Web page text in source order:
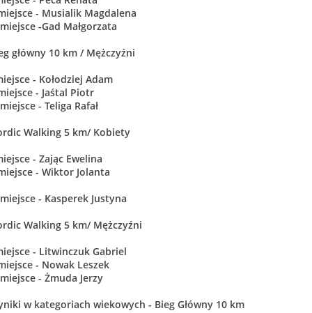
- Musialik Magdalena
-Gad Małgorzata
główny 10 km / Mężczyźni
- Kołodziej Adam
- Jaśtal Piotr
- Teliga Rafał
Walking 5 km/ Kobiety
- Zając Ewelina
- Wiktor Jolanta
- Kasperek Justyna
Walking 5 km/ Mężczyźni
- Litwinczuk Gabriel
- Nowak Leszek
- Żmuda Jerzy
w kategoriach wiekowych - Bieg Główny 10 km